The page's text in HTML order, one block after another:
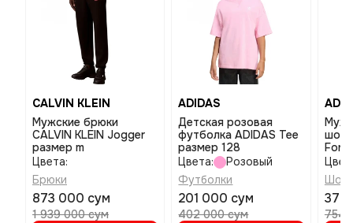
CALVIN KLEIN
Мужские брюки
CALVIN KLEIN Jogger
размер m
Цвета:
Брюки
873 000 сум
1 939 000 сум
ADIDAS
Детская розовая
футболка ADIDAS Tee
размер 128
Цвета:
Розовый
Футболки
201 000 сум
402 000 сум
377
754